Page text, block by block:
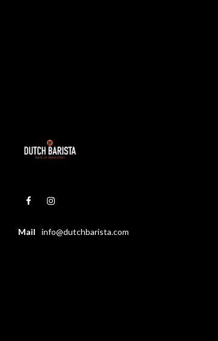
Mail info@dutchbarista.com